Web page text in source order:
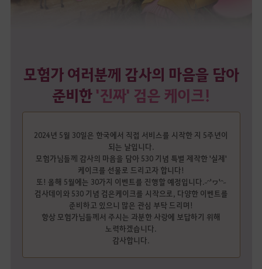
모험가 여러분께 감사의 마음을 담아
준비한'진짜' 검은 케이크!
2024년 5월 30일은 한국에서 직접 서비스를 시작한 지 5주년이
되는 날입니다.
모험가님들께 감사의 마음을 담아 530 기념 특별 제작한 '실제'
케이크를 선물로 드리고자 합니다!
또! 올해 5월에는 30가지 이벤트를 진행할 예정입니다.˶ᵔ'ヮ'ᵔ˶
검사데이와 530 기념 검은케이크를 시작으로, 다양한 이벤트를
준비하고 있으니 많은 관심 부탁 드리며!
항상 모험가님들께서 주시는 과분한 사랑에 보답하기 위해
노력하겠습니다.
감사합니다.